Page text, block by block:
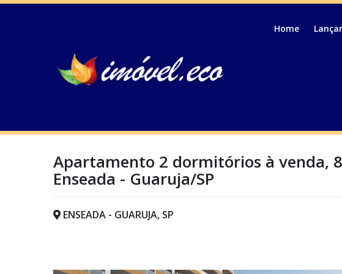
Home
Apartamento 2 dormitórios à venda,
Enseada - Guaruja/SP
ENSEADA - GUARUJA, SP